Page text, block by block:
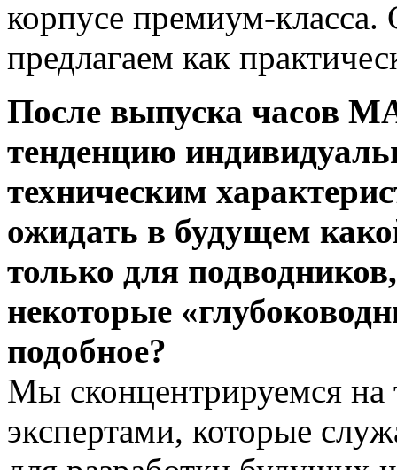
корпусе премиум-
предлагаем как
После выпуска часов
тенденцию
техническим
ожидать в будущем
только для
некоторые
подобное?
Мы сконцентрируемся на
экспертами, которые